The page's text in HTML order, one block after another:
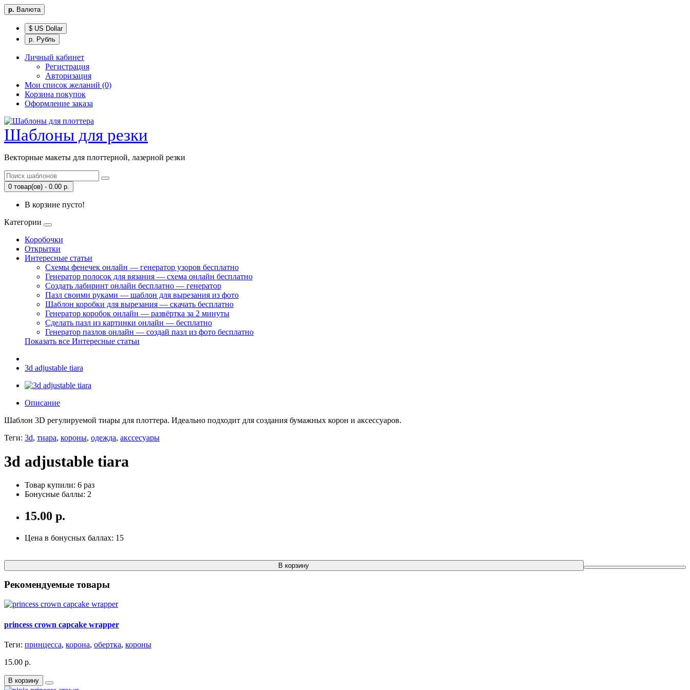
р. Валюта
$ US Dollar
р. Рубль
Личный кабинет
Регистрация
Авторизация
Мои список желаний (0)
Корзина покупок
Оформление заказа
Шаблоны для резки
Векторные макеты для плоттерной, лазерной резки
0 товар(ов) - 0.00 р.
В корзине пусто!
Категории
Коробочки
Открытки
Интересные статьи
Схемы фенечек онлайн — генератор узоров бесплатно
Генератор полосок для вязания — схема онлайн бесплатно
Создать лабиринт онлайн бесплатно — генератор
Пазл своими руками — шаблон для вырезания из фото
Шаблон коробки для вырезания — скачать бесплатно
Генератор коробок онлайн — развёртка за 2 минуты
Сделать пазл из картинки онлайн — бесплатно
Генератор пазлов онлайн — создай пазл из фото бесплатно
Показать все Интересные статьи
3d adjustable tiara
Описание
Шаблон 3D регулируемой тиары для плоттера. Идеально подходит для создания бумажных корон и аксессуаров.
Теги: 3d, тиара, короны, одежда, акссесуары
3d adjustable tiara
Товар купили: 6 раз
Бонусные баллы: 2
15.00 р.
Цена в бонусных баллах: 15
В корзину
Рекомендуемые товары
princess crown capcake wrapper
Теги: принцесса, корона, обертка, короны
15.00 р.
В корзину